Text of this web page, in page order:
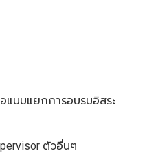
แบบแยกการอบรมอิสระ
ตัวอื่นๆ